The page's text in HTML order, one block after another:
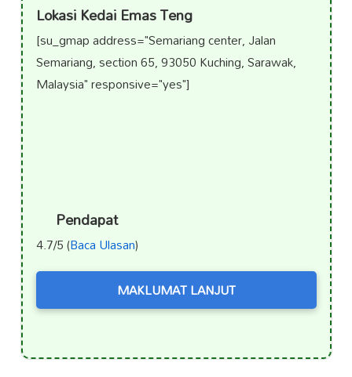
Lokasi Kedai Emas Teng
[su_gmap address="Semariang center, Jalan
Semariang, section 65, 93050 Kuching, Sarawak,
Malaysia" responsive="yes"]
Pendapat
4.7/5 (Baca Ulasan)
MAKLUMAT LANJUT